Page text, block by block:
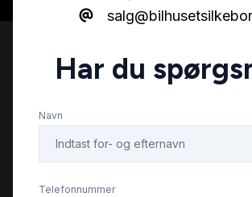
Har du
Navn
Telefonnummer